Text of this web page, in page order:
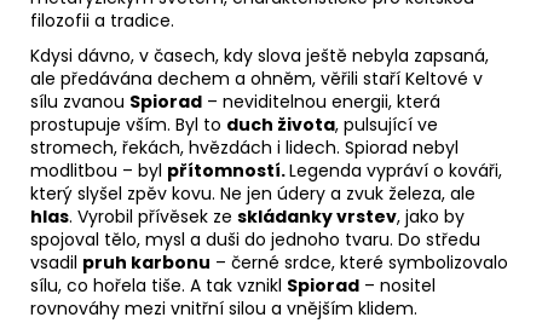
filozofii a tradice.
Kdysi dávno, v časech, kdy slova ještě nebyla zapsaná,
ale předávána dechem a ohněm, věřili staří Keltové v
sílu zvanou Spiorad – neviditelnou energii, která
prostupuje vším. Byl to duch života, pulsující ve
stromech, řekách, hvězdách i lidech. Spiorad nebyl
modlitbou – byl přítomností.Legenda vypráví o kováři,
který slyšel zpěv kovu. Ne jen údery a zvuk železa, ale
hlas. Vyrobil přívěsek ze skládanky vrstev, jako by
spojoval tělo, mysl a duši do jednoho tvaru. Do středu
vsadil pruh karbonu – černé srdce, které symbolizovalo
sílu, co hořela tiše. A tak vznikl Spiorad – nositel
rovnováhy mezi vnitřní silou a vnějším klidem.